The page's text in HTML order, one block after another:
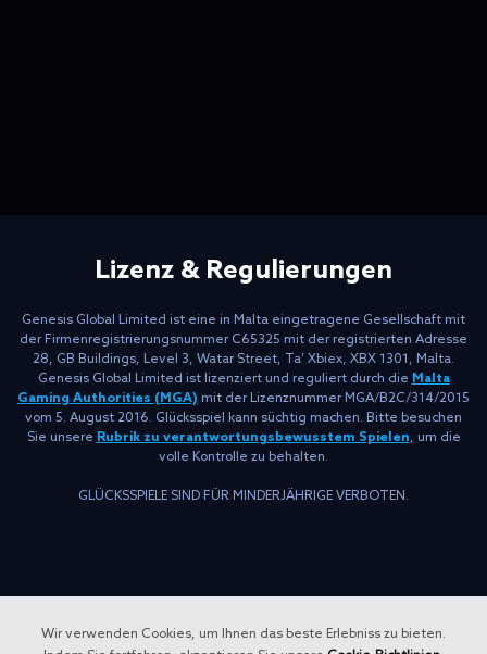
Wir verwenden Cookies, um Ihnen das beste Erlebniss zu bieten.
Lizenz & Regulierungen
Genesis Global Limited ist eine in Malta eingetragene Gesellschaft mit
der Firmenregistrierungsnummer C65325 mit der registrierten Adresse
28, GB Buildings, Level 3, Watar Street, Ta’ Xbiex, XBX 1301, Malta.
Genesis Global Limited ist lizenziert und reguliert durch die Malta
Gaming Authorities (MGA) mit der Lizenznummer MGA/B2C/314/2015
vom 5. August 2016. Glücksspiel kann süchtig machen. Bitte besuchen
Sie unsere Rubrik zu verantwortungsbewusstem Spielen, um die
volle Kontrolle zu behalten.
GLÜCKSSPIELE SIND FÜR MINDERJÄHRIGE VERBOTEN.